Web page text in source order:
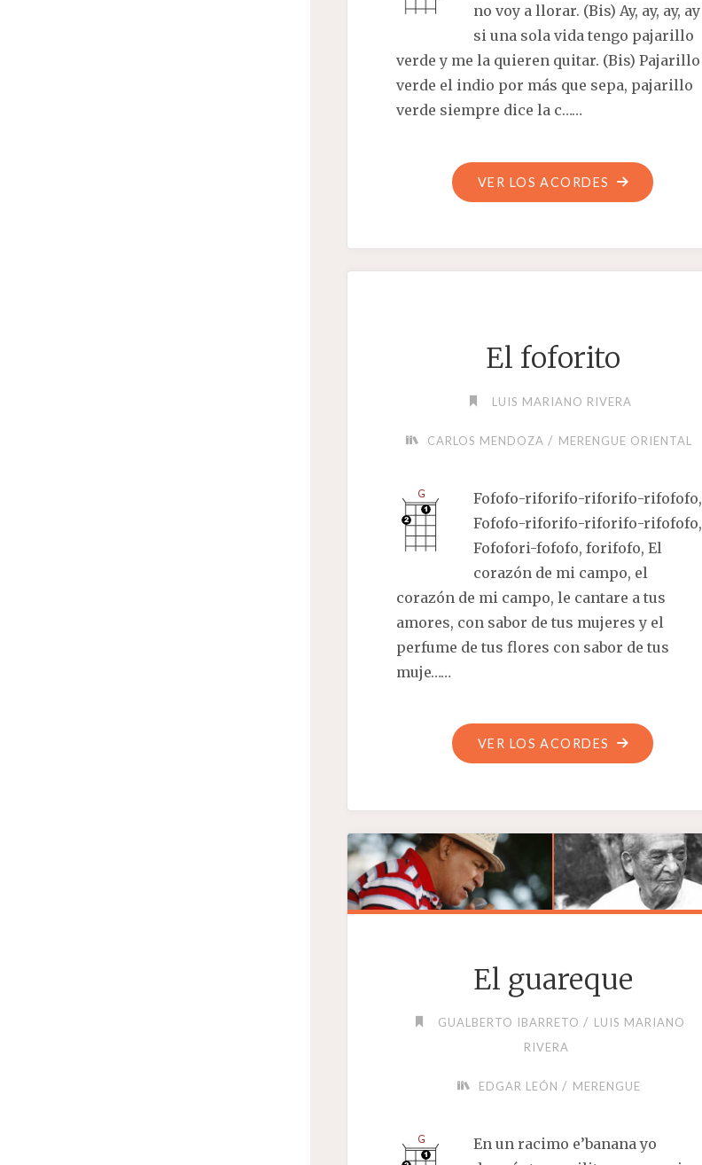
no voy a llorar. (Bis) Ay, ay, ay, ay
si una sola vida tengo pajarillo
verde y me la quieren quitar. (Bis) Pajarillo
verde el indio por más que sepa, pajarillo
verde siempre dice la c……
VER LOS ACORDES "PAJARILLO
VERDE"
El foforito
LUIS MARIANO RIVERA
CARLOS MENDOZA / MERENGUE ORIENTAL
Fofofo-riforifo-riforifo-rifofofo,
Fofofo-riforifo-riforifo-rifofofo,
Fofofori-fofofo, forifofo, El
corazón de mi campo, el
corazón de mi campo, le cantare a tus
amores, con sabor de tus mujeres y el
perfume de tus flores con sabor de tus
muje……
VER LOS ACORDES "EL
FOFORITO"
El guareque
GUALBERTO IBARRETO / LUIS MARIANO
RIVERA
EDGAR LEÓN / MERENGUE
En un racimo e’banana yo